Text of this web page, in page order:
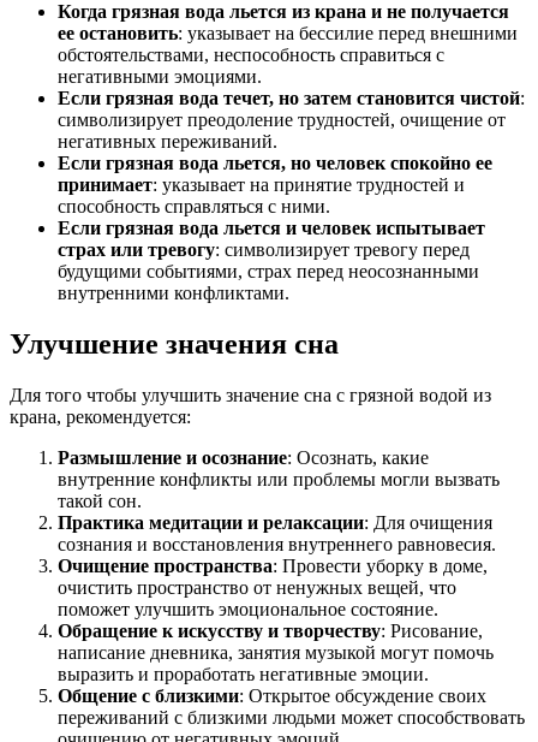
Когда грязная вода льется из крана и не получается
ее остановить: указывает на бессилие перед внешними
обстоятельствами, неспособность справиться с
негативными эмоциями.
Если грязная вода течет, но затем становится чистой:
символизирует преодоление трудностей, очищение от
негативных переживаний.
Если грязная вода льется, но человек спокойно ее
принимает: указывает на принятие трудностей и
способность справляться с ними.
Если грязная вода льется и человек испытывает
страх или тревогу: символизирует тревогу перед
будущими событиями, страх перед неосознанными
внутренними конфликтами.
Улучшение значения сна
Для того чтобы улучшить значение сна с грязной водой из
крана, рекомендуется:
Размышление и осознание: Осознать, какие
внутренние конфликты или проблемы могли вызвать
такой сон.
Практика медитации и релаксации: Для очищения
сознания и восстановления внутреннего равновесия.
Очищение пространства: Провести уборку в доме,
очистить пространство от ненужных вещей, что
поможет улучшить эмоциональное состояние.
Обращение к искусству и творчеству: Рисование,
написание дневника, занятия музыкой могут помочь
выразить и проработать негативные эмоции.
Общение с близкими: Открытое обсуждение своих
переживаний с близкими людьми может способствовать